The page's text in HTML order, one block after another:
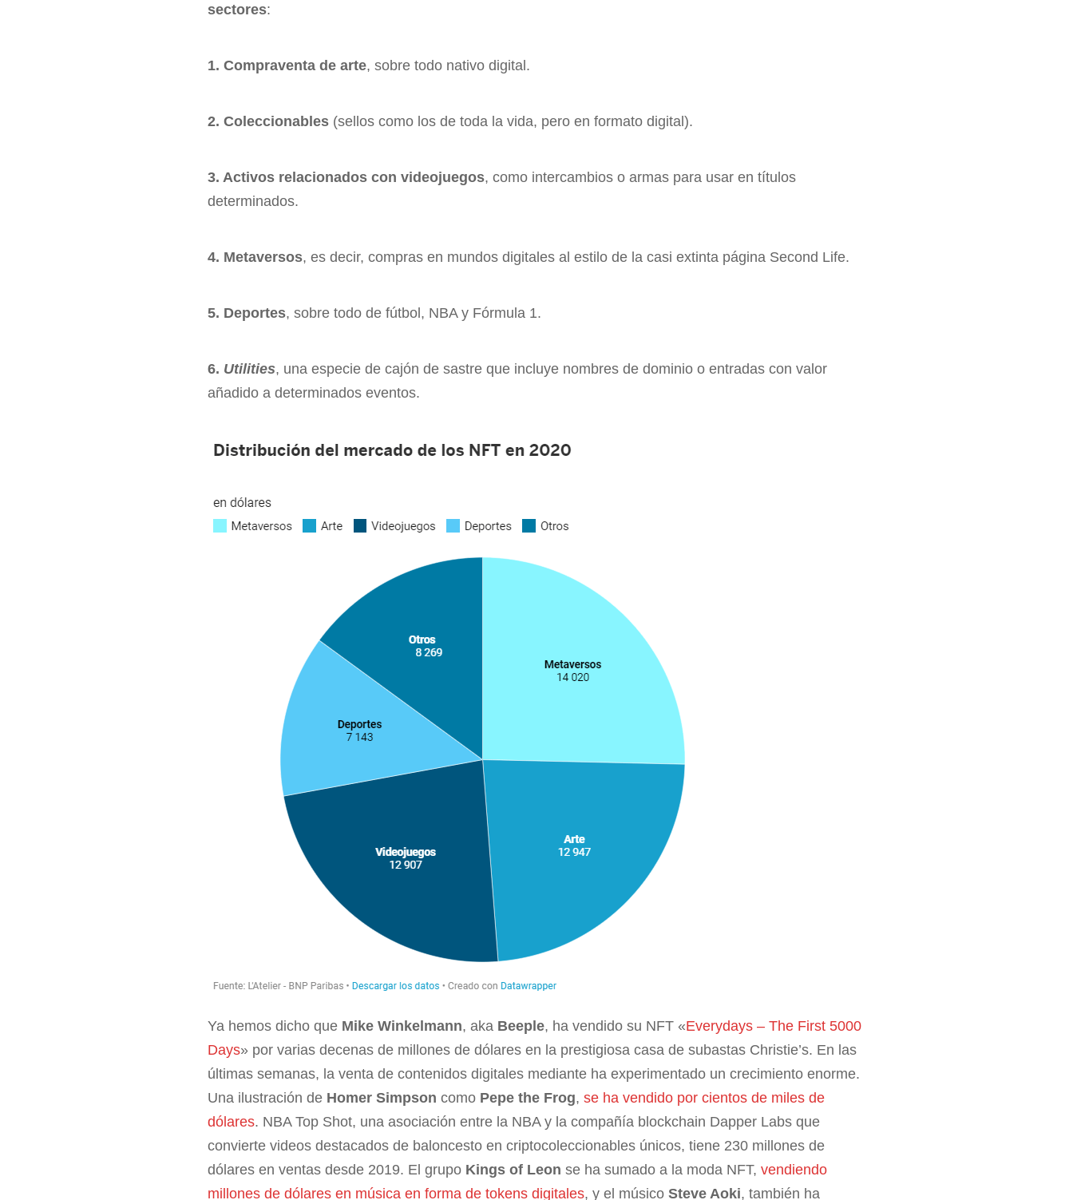
sectores:
1. Compraventa de arte, sobre todo nativo digital.
2. Coleccionables (sellos como los de toda la vida, pero en formato digital).
3. Activos relacionados con videojuegos, como intercambios o armas para usar en títulos
determinados.
4. Metaversos, es decir, compras en mundos digitales al estilo de la casi extinta página Second Life.
5. Deportes, sobre todo de fútbol, NBA y Fórmula 1.
6. Utilities, una especie de cajón de sastre que incluye nombres de dominio o entradas con valor
añadido a determinados eventos.
Ya hemos dicho que Mike Winkelmann, aka Beeple, ha vendido su NFT «Everydays – The First 5000
Days» por varias decenas de millones de dólares en la prestigiosa casa de subastas Christie’s. En las
últimas semanas, la venta de contenidos digitales mediante ha experimentado un crecimiento enorme.
Una ilustración de Homer Simpson como Pepe the Frog,se ha vendido por cientos de miles de
dólares. NBA Top Shot, una asociación entre la NBA y la compañía blockchain Dapper Labs que
convierte videos destacados de baloncesto en criptocoleccionables únicos, tiene 230 millones de
dólares en ventas desde 2019. El grupo Kings of Leon se ha sumado a la moda NFT,vendiendo
millones de dólares en música en forma de tokens digitales, y el músicoSteve Aoki, también ha